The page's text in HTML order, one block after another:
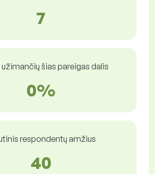
7
šias pareigas dalis
0%
respondentų amžius
40